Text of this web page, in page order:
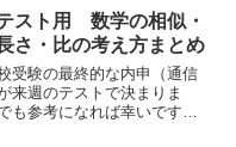
囲が狭くてかんたんなので
...
スト用 数学の相似・
さ・比の考え方まとめ
受験の最終的な内申（通信
来週のテストで決まりま
も参考になれば幸いです。